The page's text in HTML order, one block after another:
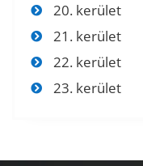
20. kerület
21. kerület
22. kerület
23. kerület